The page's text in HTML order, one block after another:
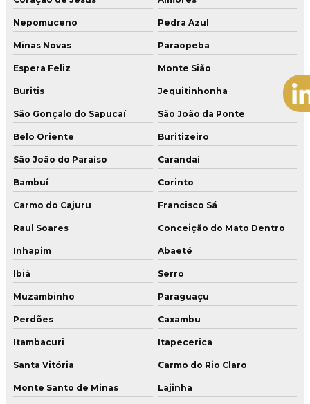
Nepomuceno Pedra Azul
Minas Novas Paraopeba
Espera Feliz Monte Sião
Buritis Jequitinhonha
São Gonçalo do Sapucaí São João da Ponte
Belo Oriente Buritizeiro
São João do Paraíso Carandaí
Bambuí Corinto
Carmo do Cajuru Francisco Sá
Raul Soares Conceição do Mato Dentro
Inhapim Abaeté
Ibiá Serro
Muzambinho Paraguaçu
Perdões Caxambu
Itambacuri Itapecerica
Santa Vitória Carmo do Rio Claro
Monte Santo de Minas Lajinha